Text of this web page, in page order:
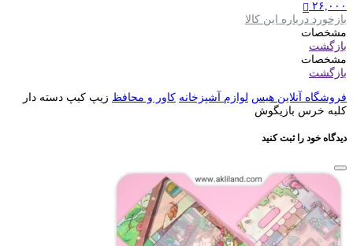
۲۶,۰۰۰
بازخورد درباره این کالا
مشخصات
بازگشت
مشخصات
بازگشت
فروشگاه آنلاین هیس لوازم آشپزخانه کاور و محافظ زیپ کیپ دسته دار
کلبه خرس بازیگوش
دیدگاه خود را ثبت کنید